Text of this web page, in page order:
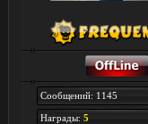
Сообщений: 1145
Награды: 5